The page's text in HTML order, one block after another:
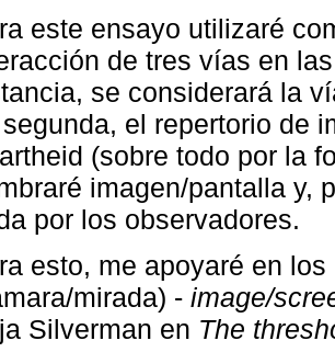
este ensayo utilizaré
de tres vías en
se considerará la
el repertorio de
(sobre todo por la
imagen/pantalla y,
por los observadores.
esto, me apoyaré en
mirada) - image/
Silverman en The